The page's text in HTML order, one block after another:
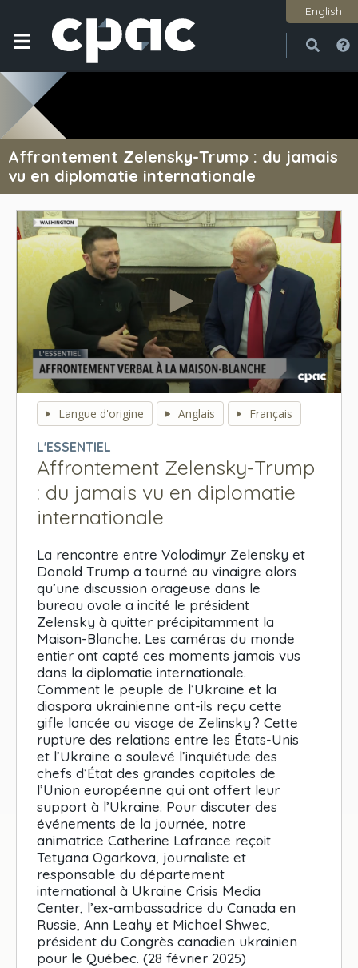
English
Affrontement Zelensky-Trump : du jamais
vu en diplomatie internationale
seconds
seconds
Langue d'origine Anglais Français
L'ESSENTIEL
Affrontement Zelensky-Trump
: du jamais vu en diplomatie
internationale
La rencontre entre Volodimyr Zelensky et
Donald Trump a tourné au vinaigre alors
qu’une discussion orageuse dans le
bureau ovale a incité le président
Zelensky à quitter précipitamment la
Maison-Blanche. Les caméras du monde
entier ont capté ces moments jamais vus
dans la diplomatie internationale.
Comment le peuple de l’Ukraine et la
diaspora ukrainienne ont-ils reçu cette
gifle lancée au visage de Zelinsky ? Cette
rupture des relations entre les États-Unis
et l’Ukraine a soulevé l’inquiétude des
chefs d’État des grandes capitales de
l’Union européenne qui ont offert leur
support à l’Ukraine. Pour discuter des
événements de la journée, notre
animatrice Catherine Lafrance reçoit
Tetyana Ogarkova, journaliste et
responsable du département
international à Ukraine Crisis Media
Center, l’ex-ambassadrice du Canada en
Russie, Ann Leahy et Michael Shwec,
président du Congrès canadien ukrainien
pour le Québec. (28 février 2025)